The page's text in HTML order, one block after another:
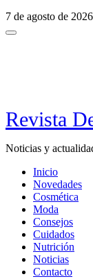
7 de agosto de 2026
Revista
Noticias y
Inicio
Novedades
Cosmética
Moda
Consejos
Cuidados
Nutrición
Noticias
Contacto